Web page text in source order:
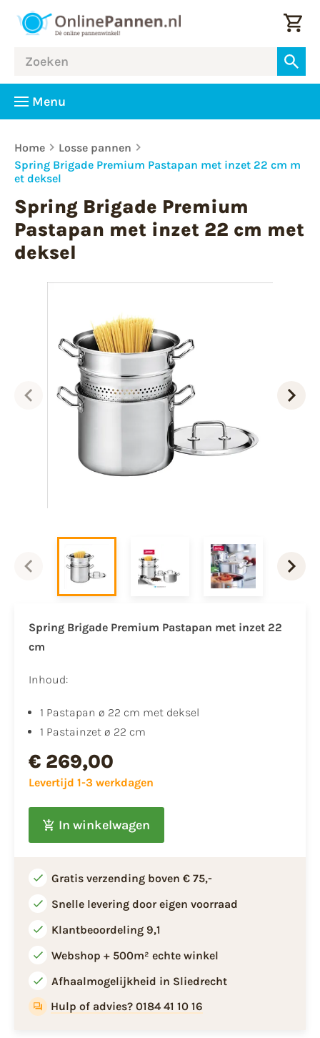
Menu
Home
Losse pannen
Spring Brigade Premium Pastapan met inzet 22 cm m
et deksel
Spring Brigade Premium
Pastapan met inzet 22 cm met
deksel
Spring Brigade Premium Pastapan met inzet 22
cm
Inhoud:
1 Pastapan ø 22 cm met deksel
1 Pastainzet ø 22 cm
€ 269,00
Levertijd 1-3 werkdagen
In winkelwagen
Gratis verzending boven € 75,-
Snelle levering door eigen voorraad
Klantbeoordeling 9,1
Webshop + 500m² echte winkel
Afhaalmogelijkheid in Sliedrecht
Hulp of advies? 0184 41 10 16